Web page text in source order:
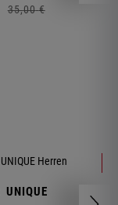
35,00 €
UNIQUE